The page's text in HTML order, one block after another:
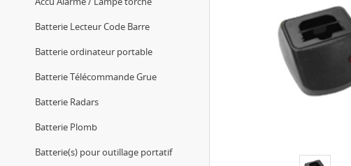
Batterie Lecteur Code Barre
Batterie ordinateur portable
Batterie Télécommande Grue
Batterie Radars
Batterie Plomb
Batterie(s) pour outillage portatif